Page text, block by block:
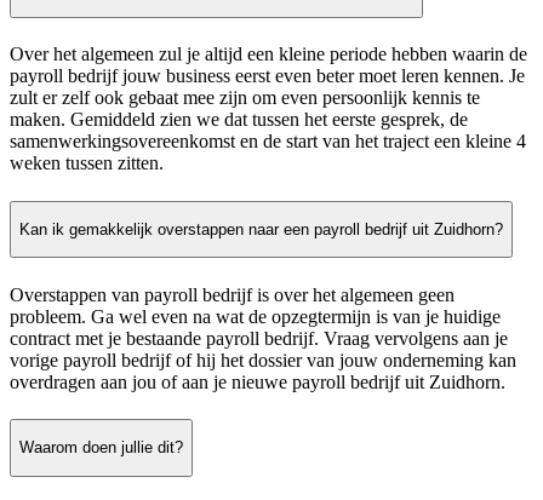
Over het algemeen zul je altijd een kleine periode hebben waarin de
payroll bedrijf jouw business eerst even beter moet leren kennen. Je
zult er zelf ook gebaat mee zijn om even persoonlijk kennis te
maken. Gemiddeld zien we dat tussen het eerste gesprek, de
samenwerkingsovereenkomst en de start van het traject een kleine 4
weken tussen zitten.
Kan ik gemakkelijk overstappen naar een payroll bedrijf uit Zuidhorn?
Overstappen van payroll bedrijf is over het algemeen geen
probleem. Ga wel even na wat de opzegtermijn is van je huidige
contract met je bestaande payroll bedrijf. Vraag vervolgens aan je
vorige payroll bedrijf of hij het dossier van jouw onderneming kan
overdragen aan jou of aan je nieuwe payroll bedrijf uit Zuidhorn.
Waarom doen jullie dit?